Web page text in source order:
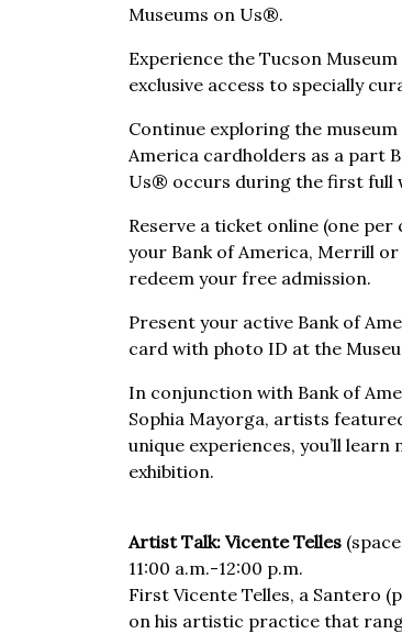
Museums on Us®.
Experience the Tucson
exclusive access to specially
Continue exploring the
America cardholders as a part
Us® occurs during the first full
Reserve a ticket online (one
your Bank of America, Merrill
redeem your free admission.
Present your active Bank of
card with photo ID at the
In conjunction with Bank of
Sophia Mayorga, artists
unique experiences, you’ll
exhibition.
Artist Talk: Vicente Telles
11:00 a.m.-12:00 p.m.
First Vicente Telles, a Santero
on his artistic practice that